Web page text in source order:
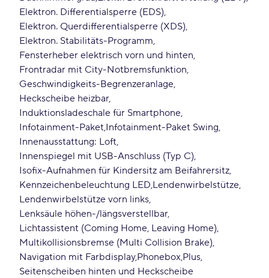
Elektron. Differentialsperre (EDS)
Elektron. Querdifferentialsperre (XDS)
Elektron. Stabilitäts-Programm
Fensterheber elektrisch vorn und hinten
Frontradar mit City-Notbremsfunktion
Geschwindigkeits-Begrenzeranlage
Heckscheibe heizbar
Induktionsladeschale für Smartphone
Infotainment-Paket Infotainment-Paket Swing
Innenausstattung: Loft
Innenspiegel mit USB-Anschluss (Typ C)
Isofix-Aufnahmen für Kindersitz am Beifahrersitz
Kennzeichenbeleuchtung LED Lendenwirbelstütze
Lendenwirbelstütze vorn links
Lenksäule höhen-/längsverstellbar
Lichtassistent (Coming Home, Leaving Home)
Multikollisionsbremse (Multi Collision Brake)
Navigation mit Farbdisplay Phonebox Plus
Seitenscheiben hinten und Heckscheibe